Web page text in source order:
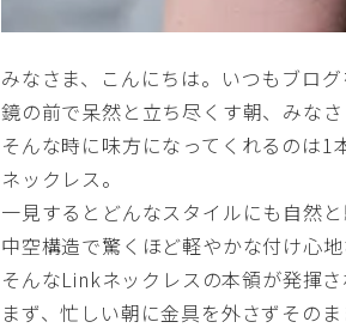
みなさま、こんにちは。いつもブロ
鏡の前で呆然と立ち尽くす朝、みな
そんな時に味方になってくれるのは
ネックレス。
一見するとどんなスタイルにも自然
中空構造で驚くほど軽やかな付け心
そんなLinkネックレスの本領が発揮
まず、忙しい朝に金具を外さずその